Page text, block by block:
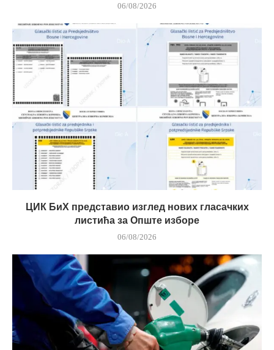
06/08/2026
ЦИК БиХ представио изглед нових гласачких
листића за Опште изборе
06/08/2026